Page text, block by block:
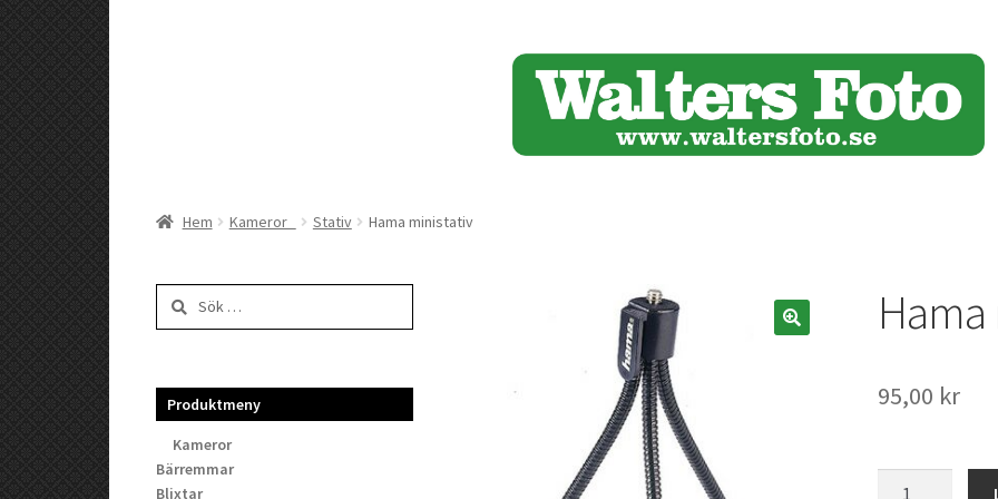
Hem Kameror Stativ Hama ministativ
95,00 kr
Sök
efter:
Produktmeny
Kameror
Bärremmar
Blixtar